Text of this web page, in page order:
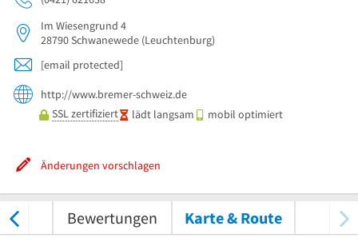
Im Wiesengrund 4
28790Schwanewede (Leuchtenburg)
[email protected]
http://www.bremer-schweiz.de
SSL zertifiziert
lädt langsam mobil optimiert
Änderungen vorschlagen
Bewertungen Karte & Route